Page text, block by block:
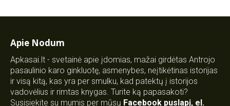
Apie Nodum
Apkasai.lt - svetainė apie įdomias, mažai girdėtas Antrojo
pasaulinio karo ginkluotę, asmenybes, neįtikėtinas istorijas
ir visą kitą, kas yra per smulku, kad patektų į istorijos
vadovėlius ir rimtas knygas. Turite ką papasakoti?
Susisiekite su mumis per mūsų Facebook puslapį, el.